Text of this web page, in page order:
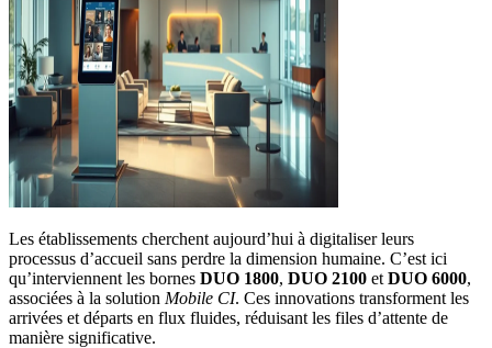
Les établissements cherchent aujourd’hui à digitaliser leurs
processus d’accueil sans perdre la dimension humaine. C’est ici
qu’interviennent les bornes DUO 1800, DUO 2100 et DUO 6000,
associées à la solution Mobile CI. Ces innovations transforment les
arrivées et départs en flux fluides, réduisant les files d’attente de
manière significative.